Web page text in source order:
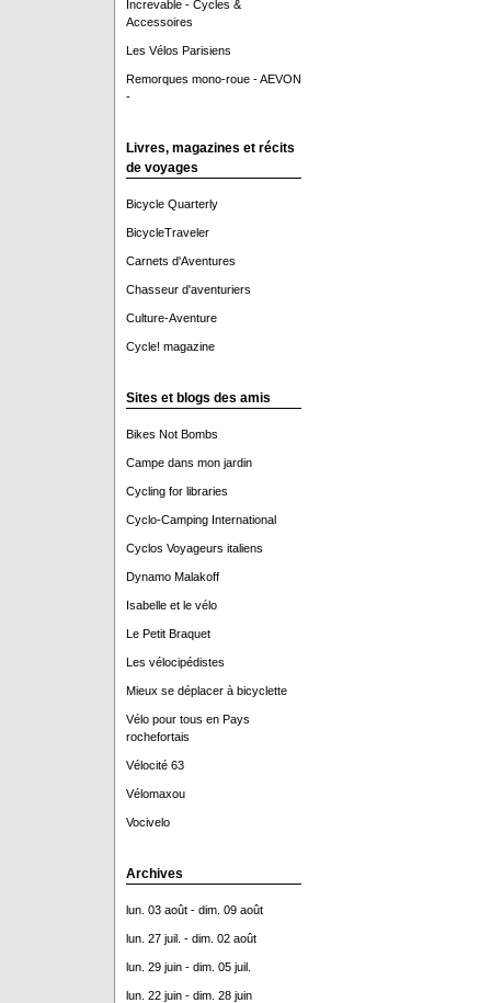
Increvable - Cycles &
Accessoires
Les Vélos Parisiens
Remorques mono-roue - AEVON
-
Livres, magazines et récits
de voyages
Bicycle Quarterly
BicycleTraveler
Carnets d'Aventures
Chasseur d'aventuriers
Culture-Aventure
Cycle! magazine
Sites et blogs des amis
Bikes Not Bombs
Campe dans mon jardin
Cycling for libraries
Cyclo-Camping International
Cyclos Voyageurs italiens
Dynamo Malakoff
Isabelle et le vélo
Le Petit Braquet
Les vélocipédistes
Mieux se déplacer à bicyclette
Vélo pour tous en Pays
rochefortais
Vélocité 63
Vélomaxou
Vocivelo
Archives
lun. 03 août - dim. 09 août
lun. 27 juil. - dim. 02 août
lun. 29 juin - dim. 05 juil.
lun. 22 juin - dim. 28 juin